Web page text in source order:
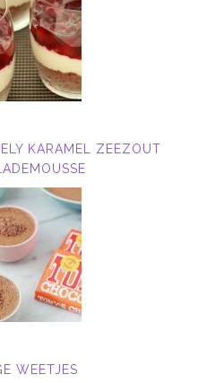
KARAMEL ZEEZOUT
WEETJES